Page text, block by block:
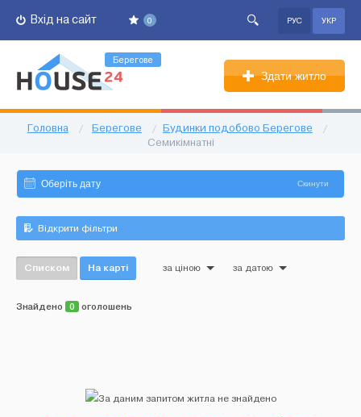
0
Вхід на сайт РУС УКР
Берегове
Здати житло
Головна / Берегове / Будинки подобово Берегове
/
Семикімнатні
Скинути
Відкрити фільтри
Списком На карті за ціною за датою
Знайдено 0 оголошень